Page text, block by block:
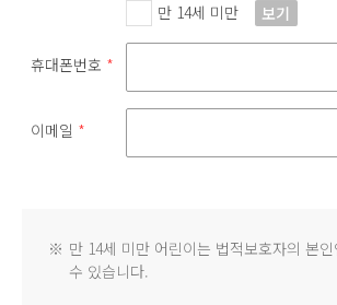
만 14세 미만 보기
휴대폰번호 *
이메일 *
※ 만 14세 미만 어린이는 법적보호자의 본
수 있습니다.